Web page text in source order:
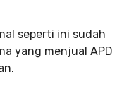
seperti ini sudah
yang menjual APD